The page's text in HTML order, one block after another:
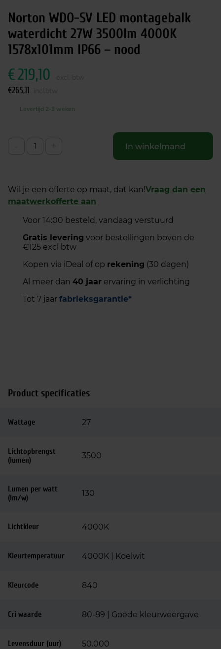
Norton WDO-SV LED montagebalk
waterdicht 27W 3500lm 4000K
1578x101mm IP66 – nood
€219,10
€265,11
Levertijd 2-3 weken
In winkelmand
Wil je een offerte op maat, dat kan!Vraag dan een
maatwerkofferte aan
Voor 14:00 besteld, vandaag verstuurd
Gratis levering voor bestellingen boven de
€125 excl btw
Kopen via iDeal of op rekening (30 dagen)
Al meer dan 40 jaar ervaring in verlichting
Tot 7 jaar fabrieksgarantie*
Product specificaties
Wattage 27
Lichtopbrengst
(lumen)
3500
Lumen per watt
(lm/w)
130
Lichtkleur 4000K
Kleurtemperatuur 4000K | Koelwit
Kleurcode 840
Cri waarde 80-89 | Goede kleurweergave
Levensduur (uur) 50.000